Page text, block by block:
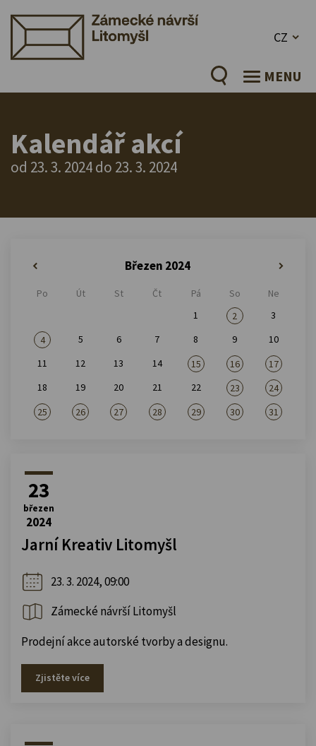
CZ
MENU
Kalendář akcí
od 23. 3. 2024 do 23. 3. 2024
Březen 2024
Po Út St Čt Pá So
Ne
1
2
3
4
5 6 7 8 9
10
11
12 13 14 15 16
17
18
19 20 21 22 23
24
25
26 27 28 29 30 31
23
březen
2024
Jarní Kreativ Litomyšl
23. 3. 2024, 09:00
Zámecké návrší Litomyšl
Prodejní akce autorské tvorby a designu.
Zjistěte více